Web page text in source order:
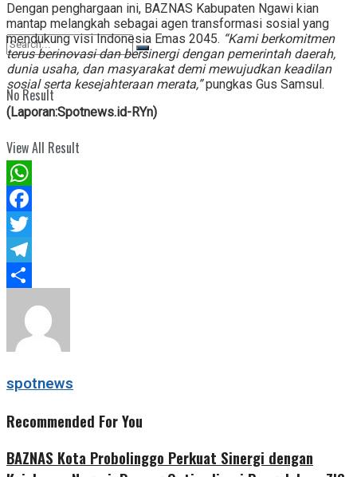
No Result
View All Result
Dengan penghargaan ini, BAZNAS Kabupaten Ngawi kian
mantap melangkah sebagai agen transformasi sosial yang
mendukung visi Indonesia Emas 2045. “Kami berkomitmen
terus berinovasi dan bersinergi dengan pemerintah daerah,
dunia usaha, dan masyarakat demi mewujudkan keadilan
sosial serta kesejahteraan merata,”pungkas Gus Samsul.
(Laporan:Spotnews.id-RYn)
WhatsApp
Facebook
Twitter
Telegram
Share
spotnews
Recommended For You
BAZNAS Kota Probolinggo Perkuat Sinergi dengan